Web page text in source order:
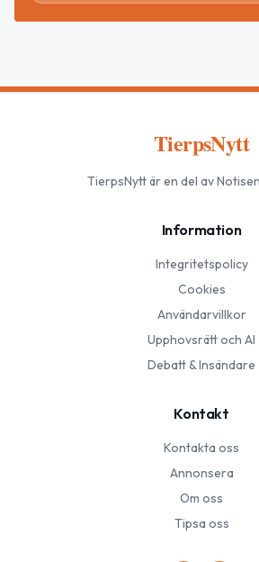
TierpsNytt
TierpsNyttär en del av
Information
Integritetspolicy
Cookies
Användarvillkor
Upphovsrätt och AI
Debatt & Insändare
Kontakt
Kontakta oss
Annonsera
Om oss
Tipsa oss